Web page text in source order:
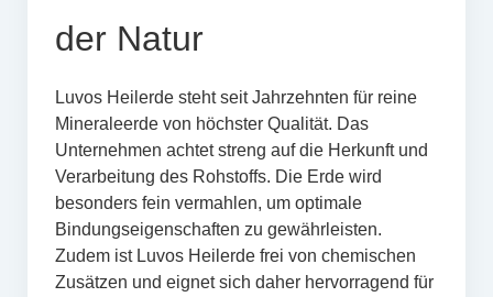
der Natur
Luvos Heilerde steht seit Jahrzehnten für reine
Mineraleerde von höchster Qualität. Das
Unternehmen achtet streng auf die Herkunft und
Verarbeitung des Rohstoffs. Die Erde wird
besonders fein vermahlen, um optimale
Bindungseigenschaften zu gewährleisten.
Zudem ist Luvos Heilerde frei von chemischen
Zusätzen und eignet sich daher hervorragend für